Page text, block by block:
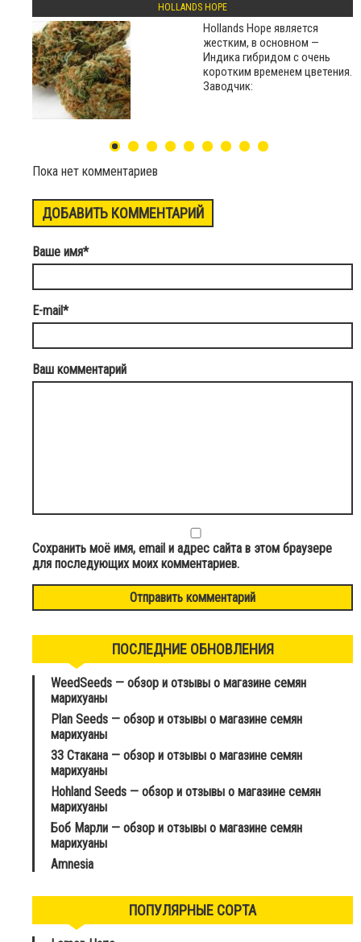
HOLLANDS HOPE
Hollands Hope является
жестким, в основном —
Индика гибридом с очень
коротким временем цветения.
Заводчик:
Пока нет комментариев
ДОБАВИТЬ КОММЕНТАРИЙ
Ваше имя*
E-mail*
Ваш комментарий
Сохранить моё имя, email и адрес сайта в этом браузере
для последующих моих комментариев.
ПОСЛЕДНИЕ ОБНОВЛЕНИЯ
WeedSeeds — обзор и отзывы о магазине семян
марихуаны
Plan Seeds — обзор и отзывы о магазине семян
марихуаны
33 Стакана — обзор и отзывы о магазине семян
марихуаны
Hohland Seeds — обзор и отзывы о магазине семян
марихуаны
Боб Марли — обзор и отзывы о магазине семян
марихуаны
Amnesia
ПОПУЛЯРНЫЕ СОРТА